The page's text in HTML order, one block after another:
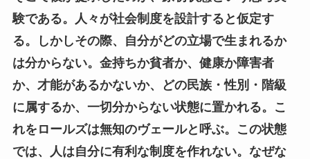
験である。人々が社会制度を設計すると仮定す
る。しかしその際、自分がどの立場で生まれるか
は分からない。金持ちか貧者か、健康か障害者
か、才能があるかないか、どの民族・性別・階級
に属するか、一切分からない状態に置かれる。こ
れをロールズは無知のヴェールと呼ぶ。この状態
では、人は自分に有利な制度を作れない。なぜな